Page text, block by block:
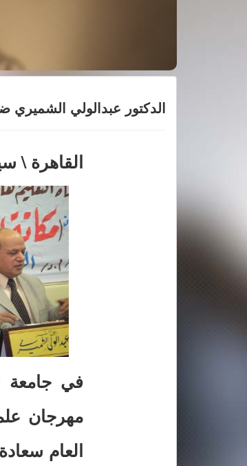
الدكتور عبدالولي
القاهرة \
في جامعة
مهرجان
العام